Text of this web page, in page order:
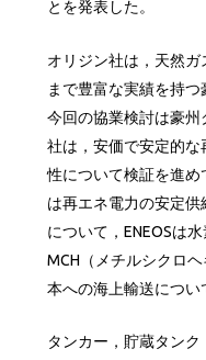
とを発表した。
オリジン社は，天然
まで豊富な実績を持つ
今回の協業検討は豪
社は，安価で安定的
性について検証を進
は再エネ電力の安定
について，ENEOSは
MCH（メチルシクロ
本への海上輸送につい
タンカー，貯蔵タン